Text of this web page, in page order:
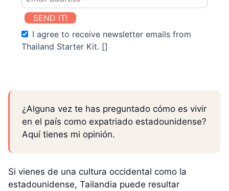
SEND IT!
I agree to receive newsletter emails from
Thailand Starter Kit. []
¿Alguna vez te has preguntado cómo es vivir
en el país como expatriado estadounidense?
Aquí tienes mi opinión.
Si vienes de una cultura occidental como la
estadounidense, Tailandia puede resultar